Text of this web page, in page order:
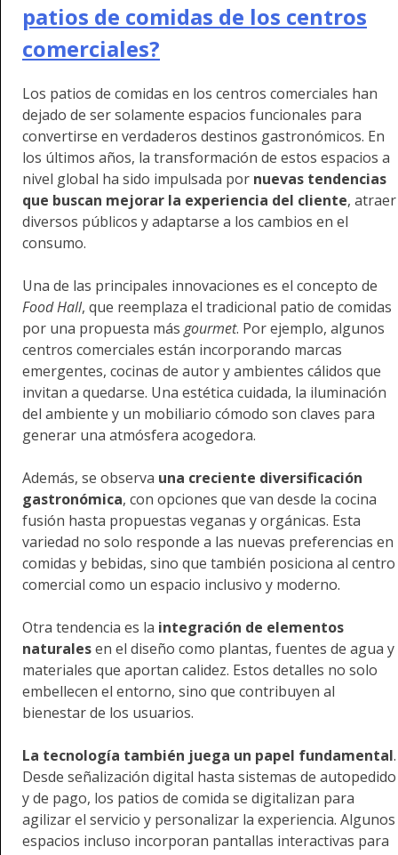
patios de comidas de los centros
comerciales?
Los patios de comidas en los centros comerciales han
dejado de ser solamente espacios funcionales para
convertirse en verdaderos destinos gastronómicos. En
los últimos años, la transformación de estos espacios a
nivel global ha sido impulsada por nuevas tendencias
que buscan mejorar la experiencia del cliente, atraer
diversos públicos y adaptarse a los cambios en el
consumo.
Una de las principales innovaciones es el concepto de
Food Hall, que reemplaza el tradicional patio de comidas
por una propuesta más gourmet. Por ejemplo, algunos
centros comerciales están incorporando marcas
emergentes, cocinas de autor y ambientes cálidos que
invitan a quedarse. Una estética cuidada, la iluminación
del ambiente y un mobiliario cómodo son claves para
generar una atmósfera acogedora.
Además, se observa una creciente diversificación
gastronómica, con opciones que van desde la cocina
fusión hasta propuestas veganas y orgánicas. Esta
variedad no solo responde a las nuevas preferencias en
comidas y bebidas, sino que también posiciona al centro
comercial como un espacio inclusivo y moderno.
Otra tendencia es la integración de elementos
naturalesen el diseño como plantas, fuentes de agua y
materiales que aportan calidez. Estos detalles no solo
embellecen el entorno, sino que contribuyen al
bienestar de los usuarios.
La tecnología también juega un papel fundamental.
Desde señalización digital hasta sistemas de autopedido
y de pago, los patios de comida se digitalizan para
agilizar el servicio y personalizar la experiencia. Algunos
espacios incluso incorporan pantallas interactivas para